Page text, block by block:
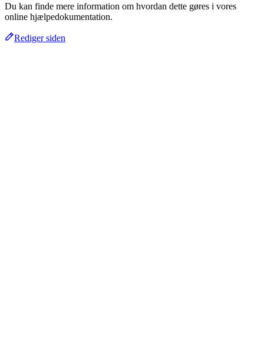
Du kan finde mere information om hvordan dette gøres i vores
online hjælpedokumentation.
Rediger siden